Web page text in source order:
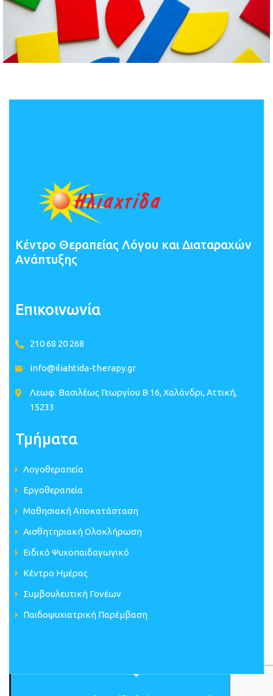
Κέντρο Θεραπείας Λόγου και Διαταραχών
Ανάπτυξης
Επικοινωνία
210 68 20 268
info@iliahtida-therapy.gr
Λεωφ. Βασιλέως Γεωργίου B 16, Χαλάνδρι, Αττική,
15233
Τμήματα
Λογοθεραπεία
Εργοθεραπεία
Μαθησιακή Αποκατάσταση
Αισθητηριακή Ολοκλήρωση
Ειδικό Ψυχοπαιδαγωγικό
Κέντρο Ημέρας
Συμβουλευτική Γονέων
Παιδοψυχιατρική Παρέμβαση